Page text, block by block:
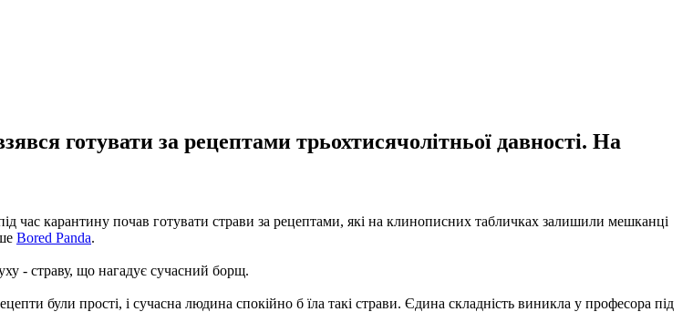
готувати за рецептами трьохтисячолітньої давності. На
час карантину почав готувати страви за рецептами, які на клинописних табличках залишили мешканці
Bored Panda.
- страву, що нагадує сучасний борщ.
були прості, і сучасна людина спокійно б їла такі страви. Єдина складність виникла у професора під